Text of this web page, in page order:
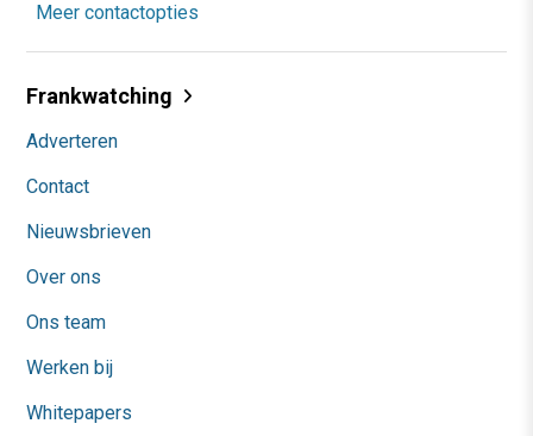
Meer contactopties
Frankwatching
Adverteren
Contact
Nieuwsbrieven
Over ons
Ons team
Werken bij
Whitepapers